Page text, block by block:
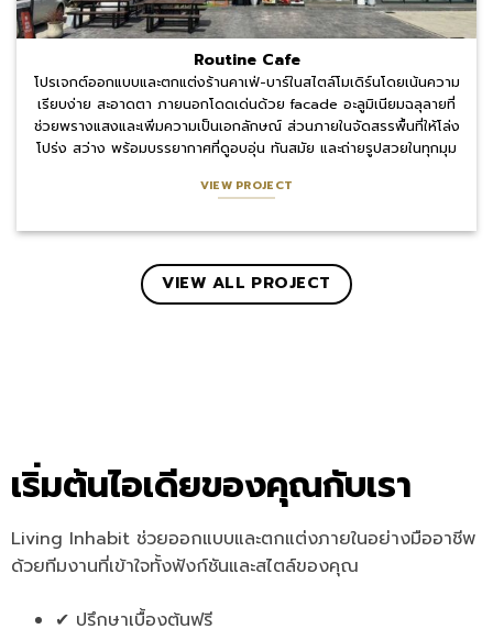
Routine Cafe
โปรเจกต์ออกแบบและตกแต่งร้านคาเฟ่-บาร์ในสไตล์โมเดิร์นโดยเน้นความ
เรียบง่าย สะอาดตา ภายนอกโดดเด่นด้วย facade อะลูมิเนียมฉลุลายที่
ช่วยพรางแสงและเพิ่มความเป็นเอกลักษณ์ ส่วนภายในจัดสรรพื้นที่ให้โล่ง
โปร่ง สว่าง พร้อมบรรยากาศที่ดูอบอุ่น ทันสมัย และถ่ายรูปสวยในทุกมุม
VIEW PROJECT
VIEW ALL PROJECT
เริ่มต้นไอเดียของคุณกับเรา
Living Inhabit ช่วยออกแบบและตกแต่งภายในอย่างมืออาชีพ
ด้วยทีมงานที่เข้าใจทั้งฟังก์ชันและสไตล์ของคุณ
✔ ปรึกษาเบื้องต้นฟรี